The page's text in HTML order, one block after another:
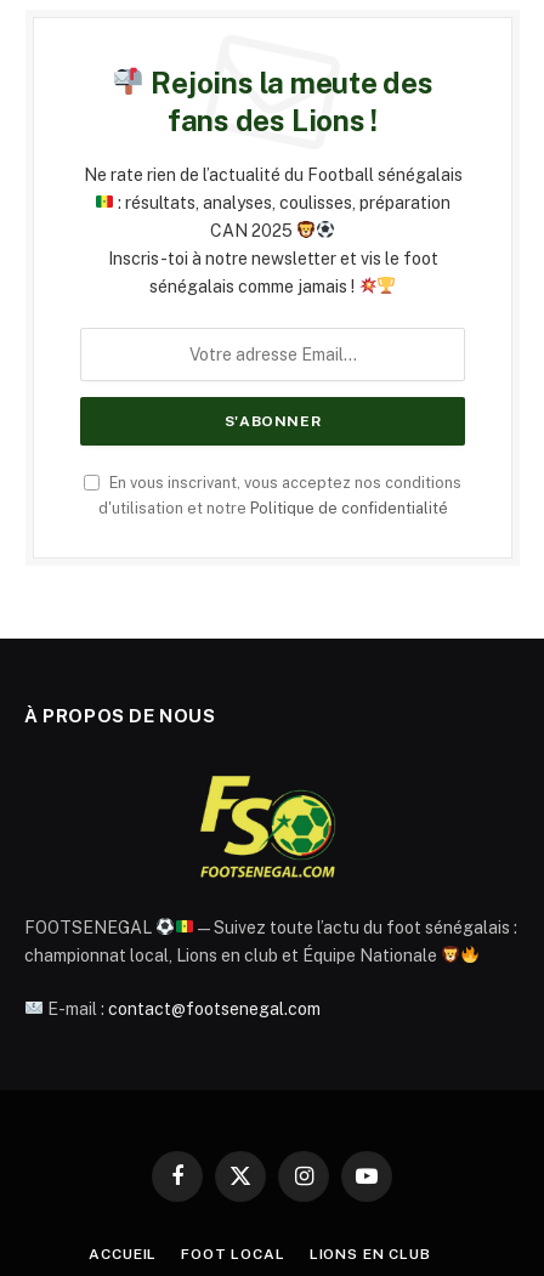
Rejoins la meute des
fans des Lions !
Ne rate rien de l’actualité du Football sénégalais
: résultats, analyses, coulisses, préparation
CAN 2025
Inscris-toi à notre newsletter et vis le foot
sénégalais comme jamais !
En vous inscrivant, vous acceptez nos conditions
d'utilisation et notre Politique de confidentialité
À PROPOS DE NOUS
FOOTSENEGAL
— Suivez toute l’actu du foot sénégalais :
championnat local, Lions en club et Équipe Nationale
E-mail : contact@footsenegal.com
Facebook
X
InstagramYouTube
ACCUEIL FOOT LOCAL LIONS EN CLUB